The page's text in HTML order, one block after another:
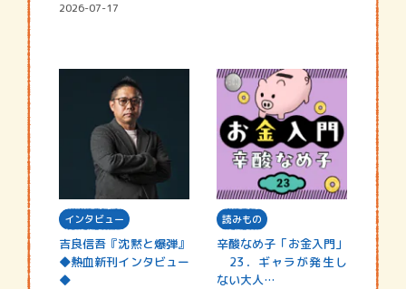
2026-07-17
インタビュー
吉良信吾『沈黙と爆弾』
◆熱血新刊インタビュー
◆
読みもの
辛酸なめ子「お金入門」
23．ギャラが発生し
ない大人…